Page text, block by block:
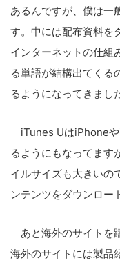
あるんですが、僕は一
す。中には配布資料を
インターネットの仕組
る単語が結構出てくる
るようになってきまし
iTunes UはiPhone
るようにもなってます
イルサイズも大きいの
ンテンツをダウンロー
あと海外のサイトを
海外のサイトには製品